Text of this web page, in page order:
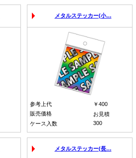
メタルステッカー(小…
参考上代
￥400
販売価格
お見積
ケース入数
300
メタルステッカー(長…